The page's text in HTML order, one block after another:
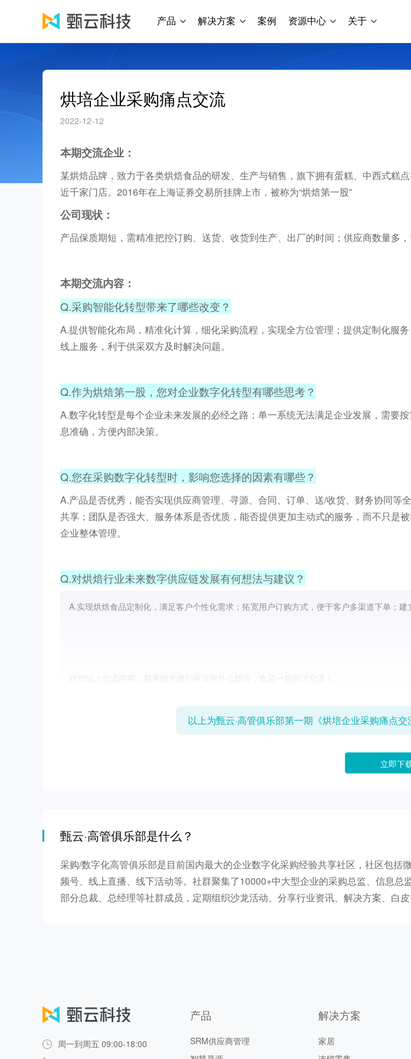
产品 解决方案 案例 资源中心 关于
烘培企业采购痛点交流
2022-12-12
本期交流企业：
某烘焙品牌，致力于各类烘焙食品的研发、生产与销售，旗下拥有蛋糕、中西式
近千家门店。2016年在上海证券交易所挂牌上市，被称为“烘焙第一股”
公司现状：
产品保质期短，需精准把控订购、送货、收货到生产、出厂的时间；供应商数量多
本期交流内容：
Q.采购智能化转型带来了哪些改变？
A.提供智能化布局，精准化计算，细化采购流程，实现全方位管理；提供定制化服
线上服务，利于供采双方及时解决问题。
Q.作为烘焙第一股，您对企业数字化转型有哪些思考？
A.数字化转型是每个企业未来发展的必经之路；单一系统无法满足企业发展，需要
息准确，方便内部决策。
Q.您在采购数字化转型时，影响您选择的因素有哪些？
A.产品是否优秀，能否实现供应商管理、寻源、合同、订单、送/收货、财务协同
共享；团队是否强大、服务体系是否优质，能否提供更加主动式的服务，而不只是
企业整体管理。
Q.对烘焙行业未来数字供应链发展有何想法与建议？
A.实现烘焙食品定制化，满足客户个性化需求；拓宽用户订购方式，便于客户多渠道下单；
针对以上交流内容，群里的大佬们有没有什么想法，欢迎一起探讨交流！
以上为甄云·高管俱乐部第一期《烘培企业采购痛点
立即下
甄云·高管俱乐部是什么？
采购/数字化高管俱乐部是目前国内最大的企业数字化采购经验共享社区，社区包括
频号、线上直播、线下活动等。社群聚集了10000+中大型企业的采购总监、信息总
部分总裁、总经理等社群成员，定期组织沙龙活动、分享行业资讯、解决方案、白皮
周一到周五 09:00-18:00
产品
SRM供应商管理
解决方案
家居